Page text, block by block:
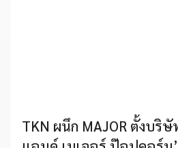
TKN ผนึก MAJOR ตั้งบริ